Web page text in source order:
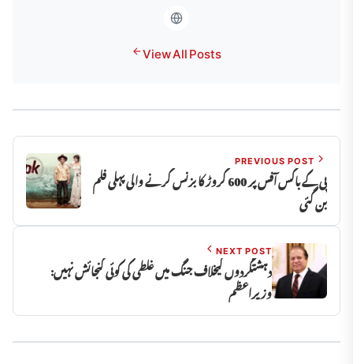
View All Posts
PREVIOUS POST
پی کے باکس آفس پر 600 کروڑ کا بزنس کرنے والی پہلی فلم
بن گئی
NEXT POST
دہشتگردوں کیخلاف جنگ میں غلطی کی کوئی گنجائش نہیں:
وزیراعظم